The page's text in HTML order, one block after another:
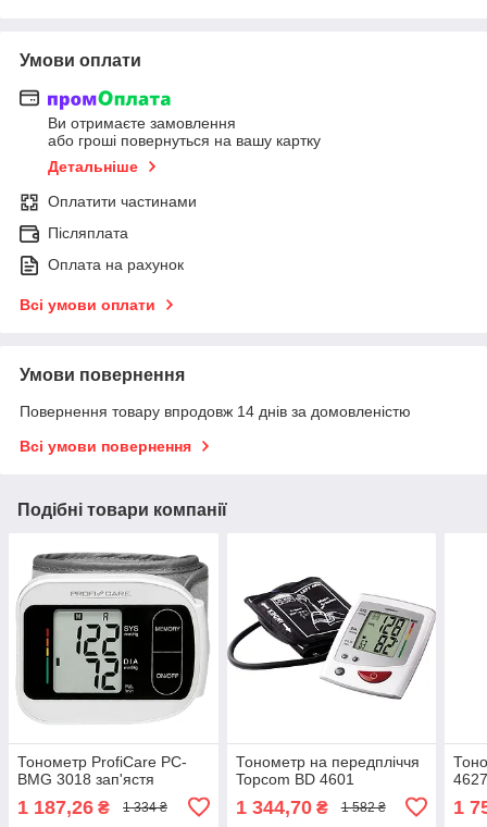
Умови оплати
Ви отримаєте замовлення
або гроші повернуться на вашу картку
Детальніше
Оплатити частинами
Післяплата
Оплата на рахунок
Всі умови оплати
Умови повернення
Повернення товару впродовж 14 днів за домовленістю
Всі умови повернення
Подібні товари компанії
Тонометр ProfiCare PC-
BMG 3018 зап'ястя
1 187,26 ₴ 1 334 ₴
Тонометр на передпліччя
Topcom BD 4601
1 344,70₴ 1 582 ₴ 1